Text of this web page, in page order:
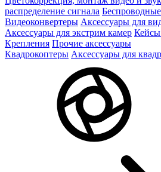
распределение сигнала
Видеоконвертеры Аксессуары для
Аксессуары для экстрим камер Кейсы
Крепления Прочие аксессуары
Квадрокоптеры Аксессуары для